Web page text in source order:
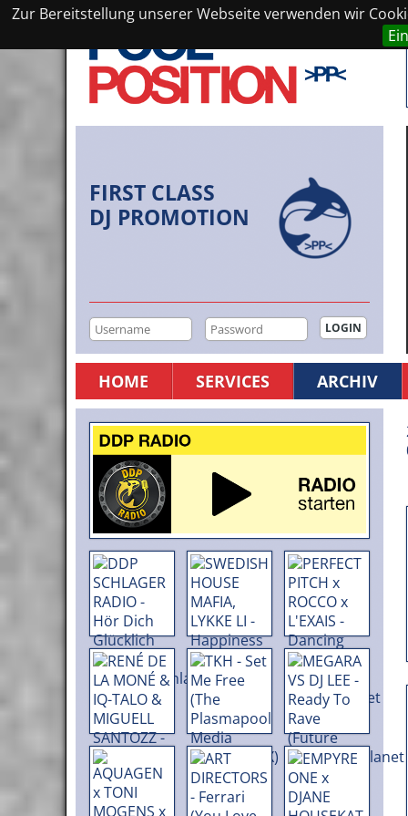
Zur Bereitstellung unserer Webseite verwenden wir
FIRST CLASS
DJ PROMOTION
HOME SERVICES ARCHIV